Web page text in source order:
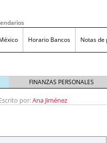
Horario Bancos Notas de
FINANZAS PERSONALES
por:Ana Jiménez